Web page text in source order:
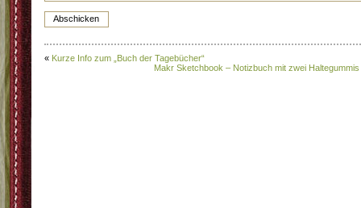
« Kurze Info zum „Buch der Tagebücher“
Makr Sketchbook – Notizbuch mit zwei Haltegummis